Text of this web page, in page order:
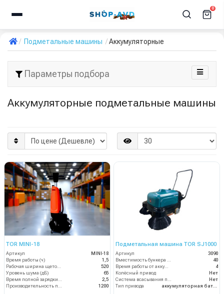
0
Подметальные машины Аккумуляторные
Параметры подбора
Аккумуляторные подметальные машины
TOR MINI-18
Артикул
MINI-18
Время работы (ч)
1,5
520
Уровень шума (дБ)
65
2,5
1200
Подметальная машина TOR SJ1000
Артикул
3090
40
Время работы от аккумуляторов (ч)
4
Колёсный привод
Нет
Нет
Тип привода